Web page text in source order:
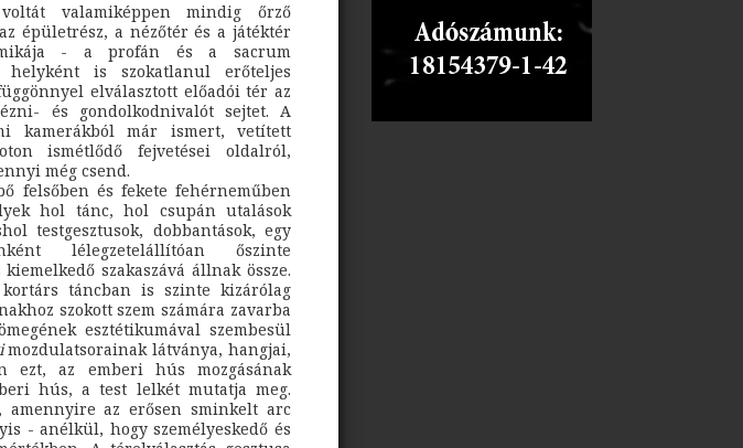
valamiképpen mindig őrző
épületrész, a nézőtér és a játéktér
- a profán és a sacrum
is szokatlanul erőteljes
elválasztott előadói tér az
és gondolkodnivalót sejtet. A
kamerákból már ismert, vetített
ismétlődő fejvetései oldalról,
még csend.
felsőben és fekete fehérneműben
hol tánc, hol csupán utalások
testgesztusok, dobbantások, egy
lélegzetelállítóan őszinte
szakaszává állnak össze.
táncban is szinte kizárólag
szokott szem számára zavarba
esztétikumával szembesül
mozdulatsorainak látványa, hangjai,
ezt, az emberi hús mozgásának
hús, a test lelkét mutatja meg.
amennyire az erősen sminkelt arc
- anélkül, hogy személyeskedő és